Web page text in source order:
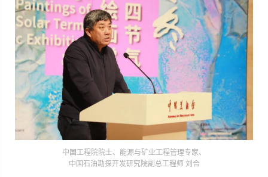
中国工程院院士、能源与矿业工程管理专家、
中国石油勘探开发研究院副总工程师 刘合